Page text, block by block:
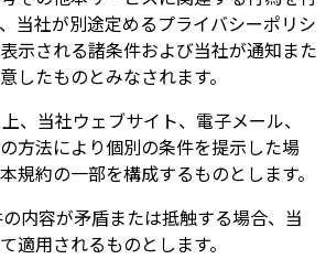
当社が別途定めるプライバシーポリシ
示される諸条件および当社が通知また
したものとみなされます。
、当社ウェブサイト、電子メール、
方法により個別の条件を提示した場
規約の一部を構成するものとします。
内容が矛盾または抵触する場合、当
適用されるものとします。